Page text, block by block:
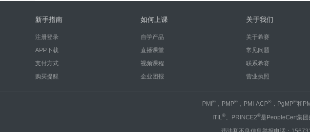
新手指南
注册登录
APP下载
支付方式
购买提醒
如何上课
自学产品
直播课堂
视频课程
企业团报
关于我们
关于希赛
常见问题
联系希赛
营业执照
PMI®，PMP®，PMI-ACP®，PgMP®和
ITIL®、PRINCE2®是PeopleCert集团